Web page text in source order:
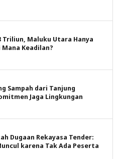
Triliun, Maluku Utara Hanya
Keadilan?
Sampah dari Tanjung
Jaga Lingkungan
Dugaan Rekayasa Tender:
karena Tak Ada Peserta